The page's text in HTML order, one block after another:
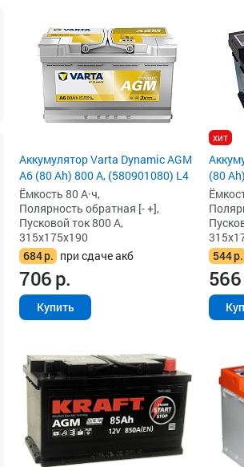
Аккумулятор Varta Dynamic AGM
A6 (80 Ah) 800 А, (580901080) L4
Ёмкость 80 А·ч,
Полярность обратная [- +],
Пусковой ток 800 А,
315x175x190
684р. при сдаче акб
706р.
Купить
хит
(80
544р.
566